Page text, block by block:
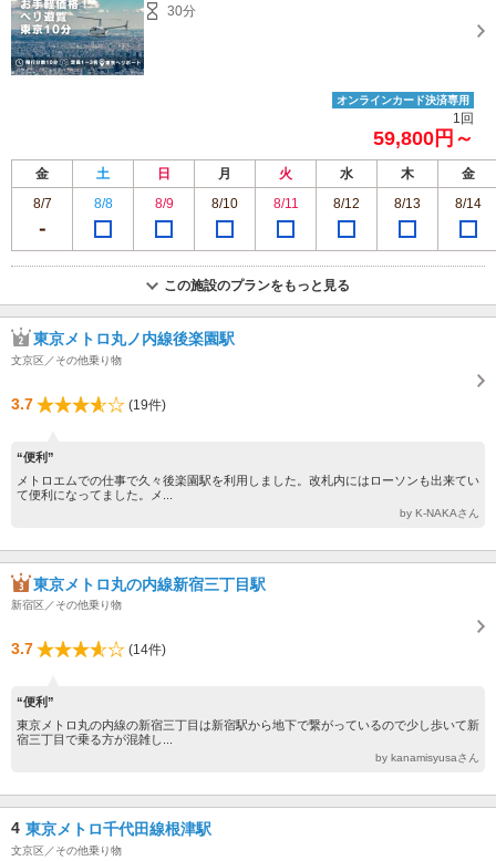
30分
オンラインカード決済専用
1回
59,800円～
金 土 日 月 火 水 木
金
8/7
8/8 8/9 8/10 8/11 8/12 8/13 8/14
この施設のプランをもっと見る
東京メトロ丸ノ内線後楽園駅
文京区／その他乗り物
3.7 (19件)
“便利”
メトロエムでの仕事で久々後楽園駅を利用しました。改札内にはローソンも出来てい
て便利になってました。メ...
by K-NAKAさん
東京メトロ丸の内線新宿三丁目駅
新宿区／その他乗り物
3.7 (14件)
“便利”
東京メトロ丸の内線の新宿三丁目は新宿駅から地下で繋がっているので少し歩いて新
宿三丁目で乗る方が混雑し...
by kanamisyusaさん
4 東京メトロ千代田線根津駅
文京区／その他乗り物